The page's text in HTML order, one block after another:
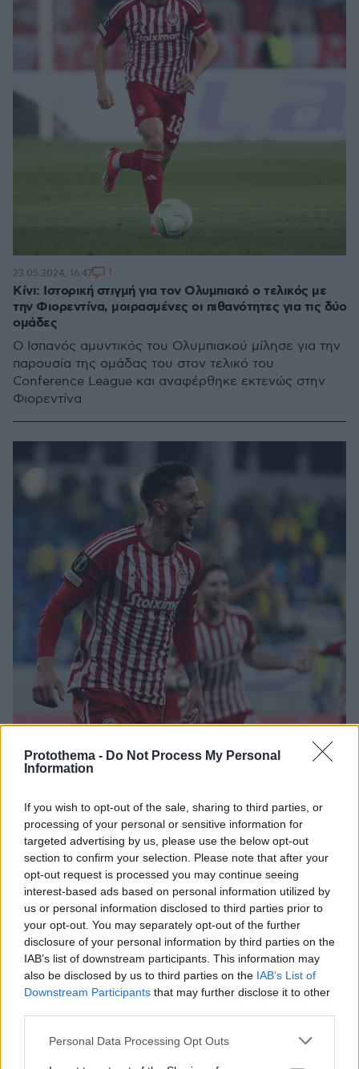
Protothema - Do Not Process My Personal
Information
If you wish to opt-out of the sale, sharing to third parties, or
processing of your personal or sensitive information for
targeted advertising by us, please use the below opt-out
section to confirm your selection. Please note that after your
opt-out request is processed you may continue seeing
interest-based ads based on personal information utilized by
us or personal information disclosed to third parties prior to
your opt-out. You may separately opt-out of the further
disclosure of your personal information by third parties on the
IAB’s list of downstream participants. This information may
also be disclosed by us to third parties on the IAB’s List of
Downstream Participants that may further disclose it to other
Please note that this website/app uses one or more Google
Personal Data Processing Opt Outs
Κίνι: Ιστορική στιγμή για τον Ολυμπιακό ο τελικός με
την Φιορεντίνα, μοιρασμένες οι πιθανότητες για τις δύο
ομάδες
Ο Ισπανός αμυντικός του Ολυμπιακού μίλησε για την
παρουσία της ομάδας του στον τελικό του
Conference League και αναφέρθηκε εκτενώς στην
Φιορεντίνα
23.05.2024, 16:47 1
Ολυμπιακός: Τα συμβόλαια που δύσκολα θα
ανανεωθούν και το «παραθυράκι» παραμονής του
Γιόβετιτς
Αν και η χρονιά έχει ακόμα... δρόμο υπάρχουν ήδη
συγκεκριμένοι παίκτες που πολύ δύσκολα θα
παραμείνουν στον Πειραιά